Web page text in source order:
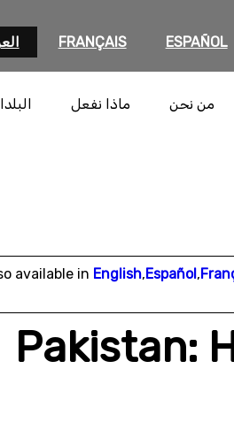
ESPAÑOL
FRANÇAIS
من نحن ماذا نفعل
available in English,Español,
Pakistan: